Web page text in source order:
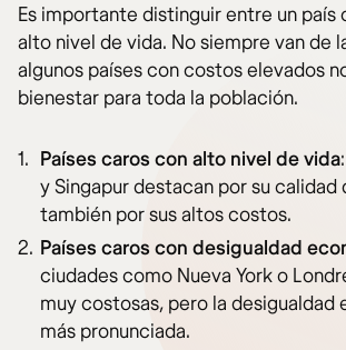
Es importante distinguir entre un país
alto nivel de vida. No siempre van de
algunos países con costos elevados
bienestar para toda la población.
Países caros con alto nivel de vida
y Singapur destacan por su calidad
también por sus altos costos.
Países caros con desigualdad
ciudades como Nueva York o
muy costosas, pero la desigualdad
más pronunciada.